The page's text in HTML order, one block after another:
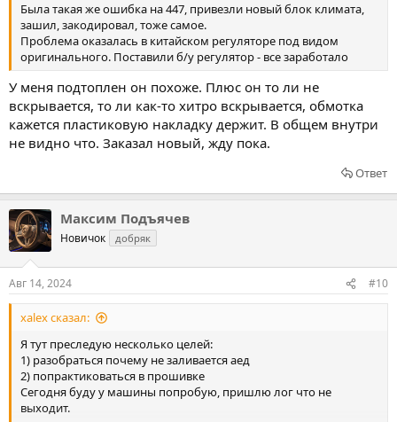
Была такая же ошибка на 447, привезли новый блок климата,
зашил, закодировал, тоже самое.
Проблема оказалась в китайском регуляторе под видом
оригинального. Поставили б/у регулятор - все заработало
У меня подтоплен он похоже. Плюс он то ли не
вскрывается, то ли как-то хитро вскрывается, обмотка
кажется пластиковую накладку держит. В общем внутри
не видно что. Заказал новый, жду пока.
Ответ
Максим Подъячев
Новичок добряк
Авг 14, 2024 #10
xalex сказал:
Я тут преследую несколько целей:
1) разобраться почему не заливается аед
2) попрактиковаться в прошивке
Сегодня буду у машины попробую, пришлю лог что не
выходит.